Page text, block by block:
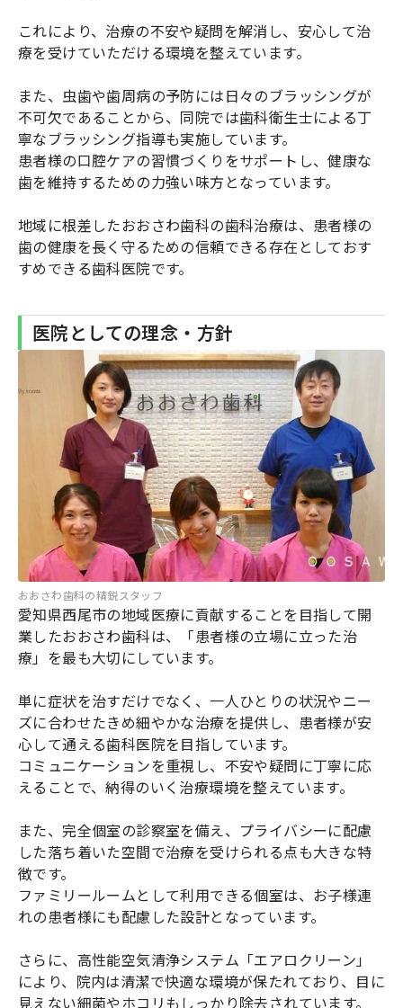
これにより、治療の不安や疑問を解消し、安心して治
療を受けていただける環境を整えています。
また、虫歯や歯周病の予防には日々のブラッシングが
不可欠であることから、同院では歯科衛生士による丁
寧なブラッシング指導も実施しています。
患者様の口腔ケアの習慣づくりをサポートし、健康な
歯を維持するための力強い味方となっています。
地域に根差したおおさわ歯科の歯科治療は、患者様の
歯の健康を長く守るための信頼できる存在としておす
すめできる歯科医院です。
医院としての理念・方針
おおさわ歯科の精鋭スタッフ
愛知県西尾市の地域医療に貢献することを目指して開
業したおおさわ歯科は、「患者様の立場に立った治
療」を最も大切にしています。
単に症状を治すだけでなく、一人ひとりの状況やニー
ズに合わせたきめ細やかな治療を提供し、患者様が安
心して通える歯科医院を目指しています。
コミュニケーションを重視し、不安や疑問に丁寧に応
えることで、納得のいく治療環境を整えています。
また、完全個室の診察室を備え、プライバシーに配慮
した落ち着いた空間で治療を受けられる点も大きな特
徴です。
ファミリールームとして利用できる個室は、お子様連
れの患者様にも配慮した設計となっています。
さらに、高性能空気清浄システム「エアロクリーン」
により、院内は清潔で快適な環境が保たれており、目に
見えない細菌やホコリもしっかり除去されています。